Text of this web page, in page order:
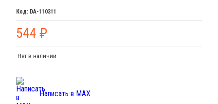
DA-110311
544 ₽
Нет в наличии
Написать в MAX